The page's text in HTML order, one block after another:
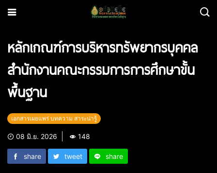
หลักเกณฑ์การบริหารทรัพยากรบุคคล
สำนักงานคณะกรรมการการศึกษาขั้น
พื้นฐาน
เอกสารเผยแพร่ บทความ สาระน่ารู้
08 มิ.ย. 2026 148
share tweet share